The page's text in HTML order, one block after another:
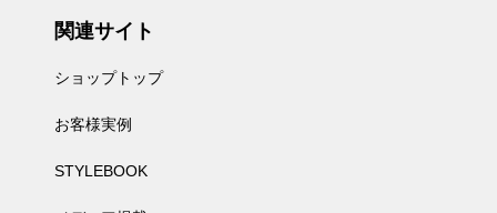
関連サイト
ショップトップ
お客様実例
STYLEBOOK